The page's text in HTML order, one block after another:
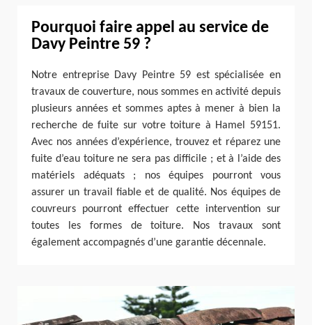
Pourquoi faire appel au service de
Davy Peintre 59 ?
Notre entreprise Davy Peintre 59 est spécialisée en
travaux de couverture, nous sommes en activité depuis
plusieurs années et sommes aptes à mener à bien la
recherche de fuite sur votre toiture à Hamel 59151.
Avec nos années d’expérience, trouvez et réparez une
fuite d’eau toiture ne sera pas difficile ; et à l’aide des
matériels adéquats ; nos équipes pourront vous
assurer un travail fiable et de qualité. Nos équipes de
couvreurs pourront effectuer cette intervention sur
toutes les formes de toiture. Nos travaux sont
également accompagnés d’une garantie décennale.